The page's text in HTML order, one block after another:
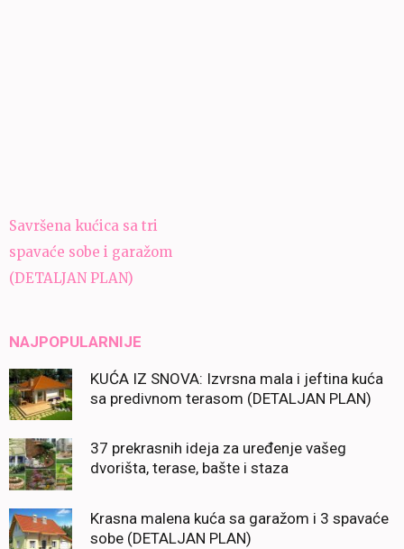
Navigacija
članaka
Savršena kućica sa tri
spavaće sobe i garažom
(DETALJAN PLAN)
NAJPOPULARNIJE
KUĆA IZ SNOVA: Izvrsna mala i jeftina kuća
sa predivnom terasom (DETALJAN PLAN)
37 prekrasnih ideja za uređenje vašeg
dvorišta, terase, bašte i staza
Krasna malena kuća sa garažom i 3 spavaće
sobe (DETALJAN PLAN)